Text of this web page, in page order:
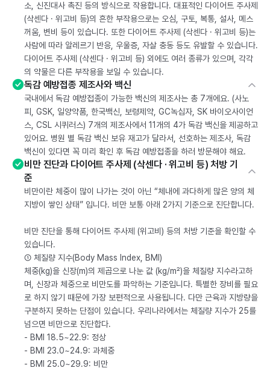
소, 신진대사 촉진 등의 방식으로 작용합니다. 대표적인 다이어트 주사제
(삭센다 · 위고비 등)의 흔한 부작용으로는 오심, 구토, 복통, 설사, 메스
꺼움, 변비 등이 있습니다. 또한 다이어트 주사제 (삭센다 · 위고비 등)는
사람에 따라 알레르기 반응, 우울증, 자살 충동 등도 유발할 수 있습니다.
다이어트 주사제 (삭센다 · 위고비 등) 외에도 여러 종류가 있으며, 각각
의 약물은 다른 부작용을 보일 수 있습니다.
독감 예방접종 제조사와 백신
국내에서 독감 예방접종이 가능한 백신의 제조사는 총 7개에요. (사노
피, GSK, 일양약품, 한국백신, 보령제약, GC녹십자, SK 바이오사이언
스, CSL 시퀴러스) 7개의 제조사에서 11개의 4가 독감 백신을 제공하고
있어요. 병원 별 독감 백신 보유 재고가 달라서, 선호하는 제조사, 독감
백신이 있다면 꼭 미리 확인 후 독감 예방접종을 하러 방문해야 해요.
비만 진단과 다이어트 주사제 (삭센다 · 위고비 등) 처방 기
준
비만이란 체중이 많이 나가는 것이 아닌 “체내에 과다하게 많은 양의 체
지방이 쌓인 상태” 입니다. 비만 보통 아래 2가지 기준으로 진단합니다.
비만 진단을 통해 다이어트 주사제 (위고비) 등의 처방 기준을 확인할 수
있습니다.
① 체질량 지수(Body Mass Index, BMI)
체중(kg)을 신장(m)의 제곱으로 나눈 값 (kg/m²)을 체질량 지수라고하
며, 신장과 체중으로 비만도를 파악하는 기준입니다. 특별한 장비를 필요
로 하지 않기 때문에 가장 보편적으로 사용됩니다. 다만 근육과 지방량을
구분하지 못하는 단점이 있습니다. 우리나라에서는 체질량 지수가 25를
넘으면 비만으로 진단합다.
- BMI 18.5~22.9: 정상
- BMI 23.0~24.9: 과체중
- BMI 25.0~29.9: 비만